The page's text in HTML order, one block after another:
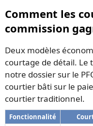
Comment les
commission
Deux modèles
courtage de détail. Le
notre dossier sur le
courtier bâti sur le
courtier traditionnel.
Fonctionnalité